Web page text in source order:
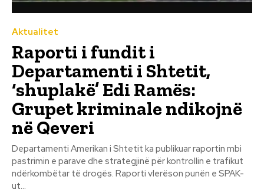
Aktualitet
Raporti i fundit i
Departamenti i Shtetit,
‘shuplakë’ Edi Ramës:
Grupet kriminale ndikojnë
në Qeveri
Departamenti Amerikan i Shtetit ka publikuar raportin mbi
pastrimin e parave dhe strategjinë për kontrollin e trafikut
ndërkombëtar të drogës. Raporti vlerëson punën e SPAK-
ut...